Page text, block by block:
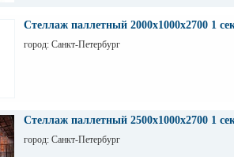
Стеллаж паллетный 2000х1000х2700 1
город: Санкт-Петербург
Стеллаж паллетный 2500х1000х2700 1
город: Санкт-Петербург